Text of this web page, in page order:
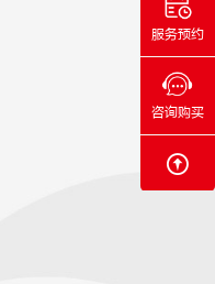
服务预约
咨询购买